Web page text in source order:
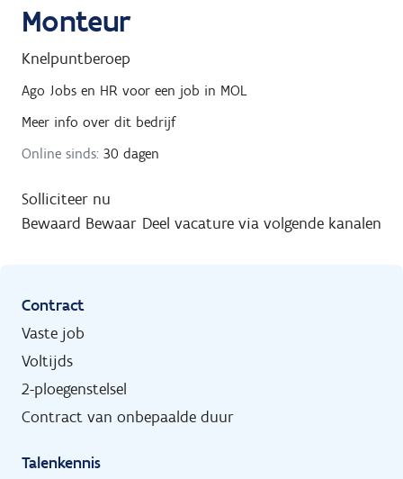
Monteur
Knelpuntberoep
Ago Jobs en HR voor een job in MOL
Meer info over dit bedrijf
Online sinds: 30 dagen
Solliciteer nu
Bewaard Bewaar Deel vacature via volgende kanalen
Contract
Vaste job
Voltijds
2-ploegenstelsel
Contract van onbepaalde duur
Talenkennis